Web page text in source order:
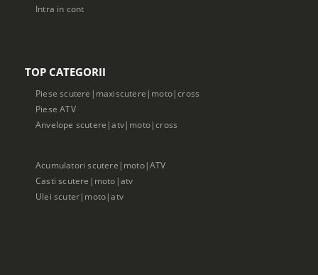
Intra in cont
TOP CATEGORII
Piese scutere|maxiscutere|moto|cross
Piese ATV
Anvelope scutere|atv|moto|cross
Acumulatori scutere|moto|ATV
Casti scutere|moto|atv
Ulei scuter|moto|atv